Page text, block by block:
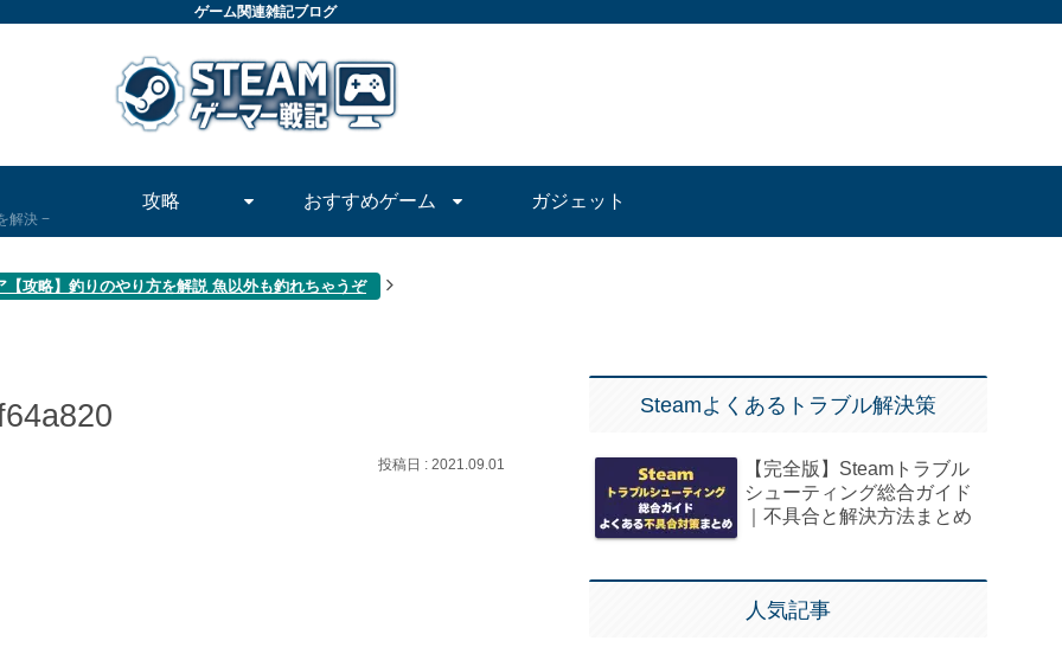
ゲーム関連雑記ブログ
解決
攻略 おすすめゲーム ガジェット
【攻略】釣りのやり方を解説 魚以外も釣れちゃうぞ
2021.09.01
Steamよくあるトラブル解決策
【完全版】Steamトラブル
シューティング総合ガイド
｜不具合と解決方法まとめ
人気記事